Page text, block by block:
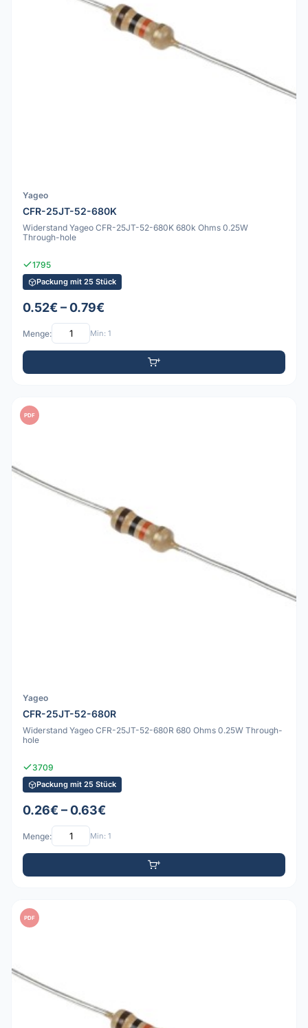
Yageo
CFR-25JT-52-680K
Widerstand Yageo CFR-25JT-52-680K 680k Ohms 0.25W
Through-hole
1795
Packung mit 25 Stück
0.52€ – 0.79€
Menge: Min: 1
PDF
Yageo
CFR-25JT-52-680R
Widerstand Yageo CFR-25JT-52-680R 680 Ohms 0.25W Through-
hole
3709
Packung mit 25 Stück
0.26€ – 0.63€
Menge: Min: 1
PDF